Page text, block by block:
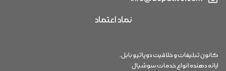
نماد اعتماد
کانون تبلیغات و خلاقیت دوپاتیو بابل،
ارائه دهنده انواع خدمات سوشیال